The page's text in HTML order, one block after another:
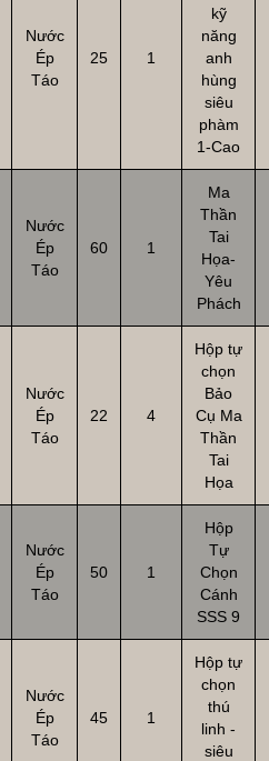
Nước
Ép
Táo
25 1
kỹ
năng
anh
hùng
siêu
phàm
1-Cao
Nước
Ép
Táo
60 1
Ma
Thần
Tai
Họa-
Yêu
Phách
Nước
Ép
Táo
22 4
Hộp tự
chọn
Bảo
Cụ Ma
Thần
Tai
Họa
Nước
Ép
Táo
50 1
Hộp
Tự
Chọn
Cánh
SSS 9
Nước
Ép
Táo
45 1
Hộp tự
chọn
thú
linh -
siêu